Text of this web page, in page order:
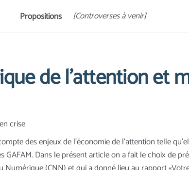
Propositions [Controverses à venir]
de l’attention et
crise
des enjeux de l’économie de l’attention telle
GAFAM. Dans le présent article on a fait le choix de